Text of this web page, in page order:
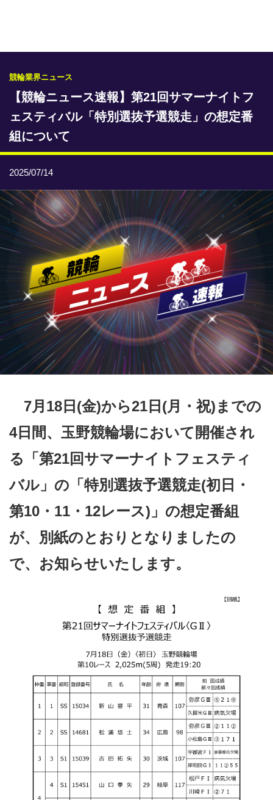
レース情報
本日のおすすめレース
年間開催予定表
トリマクリオリジナル予想
トリマクリコラム
お知らせ
番記者とくダネ！
選手ランキング
競輪場ガイド
記者紹介
ご意見をお聞かせください
お問い合わせ
支払い方法、ポイント利用規約
車券は20歳になってから・のめり込む不安のある方のご相
よくある質問
競輪業界ニュース
【競輪ニュース速報】第21回サマーナイトフ
ェスティバル「特別選抜予選競走」の想定番
組について
2025/07/14
7月18日(金)から21日(月・祝)までの
4日間、玉野競輪場において開催され
る「第21回サマーナイトフェスティ
バル」の「特別選抜予選競走(初日・
第10・11・12レース)」の想定番組
が、別紙のとおりとなりましたの
で、お知らせいたします。